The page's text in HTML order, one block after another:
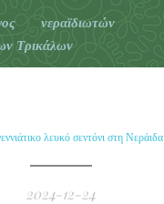
νεραϊδιωτών
Τρικάλων
λευκό σεντόνι στη Νεράιδα
2024-12-24